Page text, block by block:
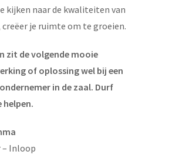
kijken naar de kwaliteiten van
creëer je ruimte om te groeien.
zit de volgende mooie
of oplossing wel bij een
in de zaal. Durf
helpen.
– Inloop